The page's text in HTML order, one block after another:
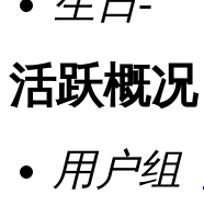
活跃概况
用户组